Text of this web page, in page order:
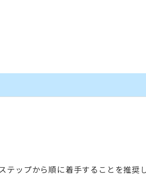
テップから順に着手することを推奨